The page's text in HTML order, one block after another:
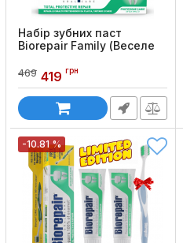
Набір зубних паст
Biorepair Family (Веселе
Абсолютний захист та
відновлення, 75 мл)
Код товару: 787
469 419 грн
-10.81 %